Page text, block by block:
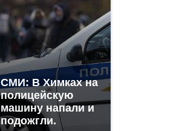
СМИ: В Химках на
полицейскую
машину напали и
подожгли.